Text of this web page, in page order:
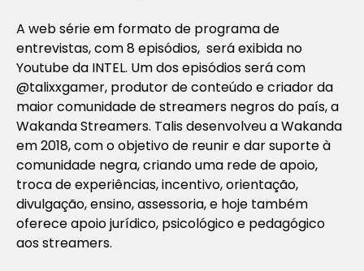
A web série em formato de programa de
entrevistas, com 8 episódios, será exibida no
Youtube da INTEL. Um dos episódios será com
@talixxgamer, produtor de conteúdo e criador da
maior comunidade de streamers negros do país, a
Wakanda Streamers. Talis desenvolveu a Wakanda
em 2018, com o objetivo de reunir e dar suporte à
comunidade negra, criando uma rede de apoio,
troca de experiências, incentivo, orientação,
divulgação, ensino, assessoria, e hoje também
oferece apoio jurídico, psicológico e pedagógico
aos streamers.